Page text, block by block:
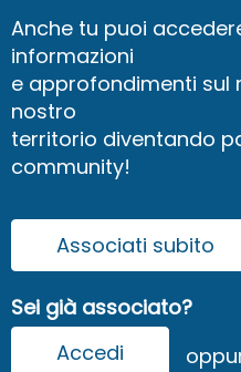
Anche tu puoi
informazioni
e approfondimenti sul
nostro
territorio diventando
community!
Associati subito
Sei già associato?
Accedi